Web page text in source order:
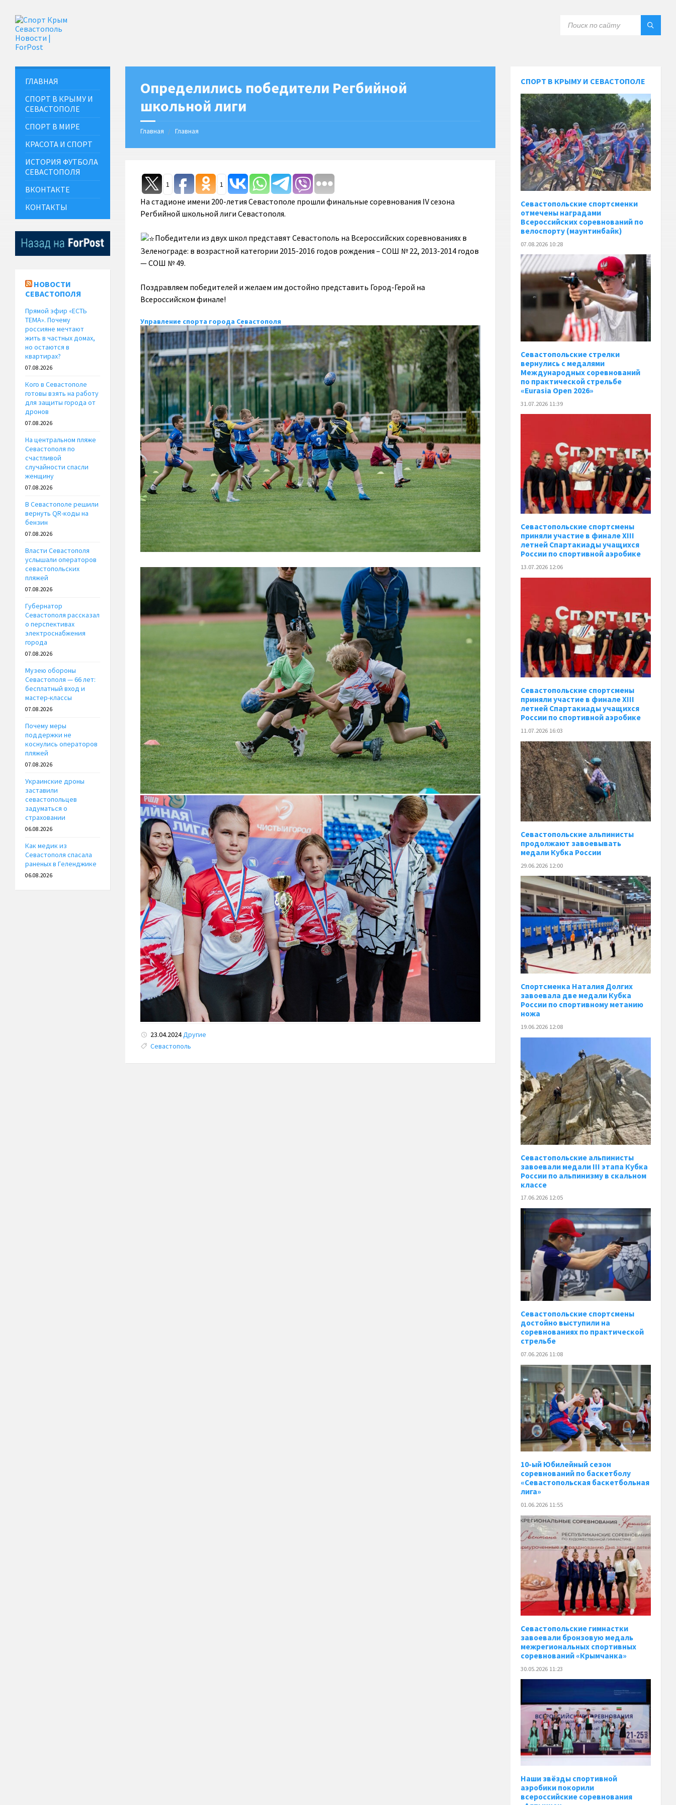
Определились победители Регбийной
школьной лиги
Главная Главная
1 1
На стадионе имени 200-летия Севастополе прошли финальные соревнования IV сезона
Регбийной школьной лиги Севастополя.
Победители из двух школ представят Севастополь на Всероссийских соревнованиях в
Зеленограде: в возрастной категории 2015-2016 годов рождения – СОШ № 22, 2013-2014 годов
— СОШ № 49.
Поздравляем победителей и желаем им достойно представить Город-Герой на
Всероссийском финале!
Управление спорта города Севастополя
23.04.2024Другие
Tags:
Севастополь
ГЛАВНАЯ
СПОРТ В КРЫМУ И
СЕВАСТОПОЛЕ
СПОРТ В МИРЕ
КРАСОТА И СПОРТ
ИСТОРИЯ ФУТБОЛА
СЕВАСТОПОЛЯ
ВКОНТАКТЕ
КОНТАКТЫ
НОВОСТИ
СЕВАСТОПОЛЯ
Прямой эфир «ЕСТЬ
ТЕМА». Почему
россияне мечтают
жить в частных домах,
но остаются в
квартирах?
07.08.2026
Кого в Севастополе
готовы взять на работу
для защиты города от
дронов
07.08.2026
На центральном пляже
Севастополя по
счастливой
случайности спасли
женщину
07.08.2026
В Севастополе решили
вернуть QR-коды на
бензин
07.08.2026
Власти Севастополя
услышали операторов
севастопольских
пляжей
07.08.2026
Губернатор
Севастополя рассказал
о перспективах
электроснабжения
города
07.08.2026
Музею обороны
Севастополя — 66 лет:
бесплатный вход и
мастер-классы
07.08.2026
Почему меры
поддержки не
коснулись операторов
пляжей
07.08.2026
Украинские дроны
заставили
севастопольцев
задуматься о
страховании
06.08.2026
Как медик из
Севастополя спасала
раненых в Геленджике
06.08.2026
СПОРТ В КРЫМУ И СЕВАСТОПОЛЕ
Севастопольские спортсменки
отмечены наградами
Всероссийских соревнований по
велоспорту (маунтинбайк)
07.08.2026 10:28
Севастопольские стрелки
вернулись с медалями
Международных соревнований
по практической стрельбе
«Eurasia Open 2026»
31.07.2026 11:39
Севастопольские спортсмены
приняли участие в финале XIII
летней Спартакиады учащихся
России по спортивной аэробике
13.07.2026 12:06
Севастопольские спортсмены
приняли участие в финале XIII
летней Спартакиады учащихся
России по спортивной аэробике
11.07.2026 16:03
Севастопольские альпинисты
продолжают завоевывать
медали Кубка России
29.06.2026 12:00
Спортсменка Наталия Долгих
завоевала две медали Кубка
России по спортивному метанию
ножа
19.06.2026 12:08
Севастопольские альпинисты
завоевали медали III этапа Кубка
России по альпинизму в скальном
классе
17.06.2026 12:05
Севастопольские спортсмены
достойно выступили на
соревнованиях по практической
стрельбе
07.06.2026 11:08
10-ый Юбилейный сезон
соревнований по баскетболу
«Севастопольская баскетбольная
лига»
01.06.2026 11:55
Севастопольские гимнастки
завоевали бронзовую медаль
межрегиональных спортивных
соревнований «Крымчанка»
30.05.2026 11:23
Наши звёзды спортивной
аэробики покорили
всероссийские соревнования